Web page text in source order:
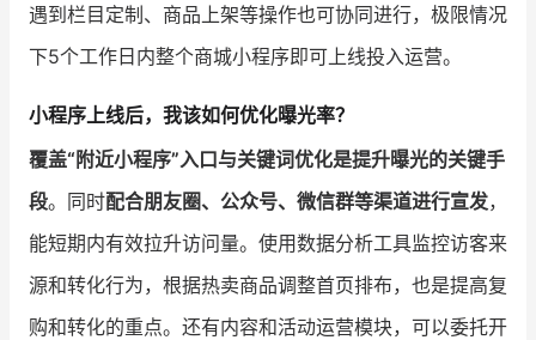
遇到栏目定制、商品上架等操作也可协同进行，极限情况
下5个工作日内整个商城小程序即可上线投入运营。
小程序上线后，我该如何优化曝光率？
覆盖“附近小程序”入口与关键词优化是提升曝光的关键手
段。同时配合朋友圈、公众号、微信群等渠道进行宣发，
能短期内有效拉升访问量。使用数据分析工具监控访客来
源和转化行为，根据热卖商品调整首页排布，也是提高复
购和转化的重点。还有内容和活动运营模块，可以委托开